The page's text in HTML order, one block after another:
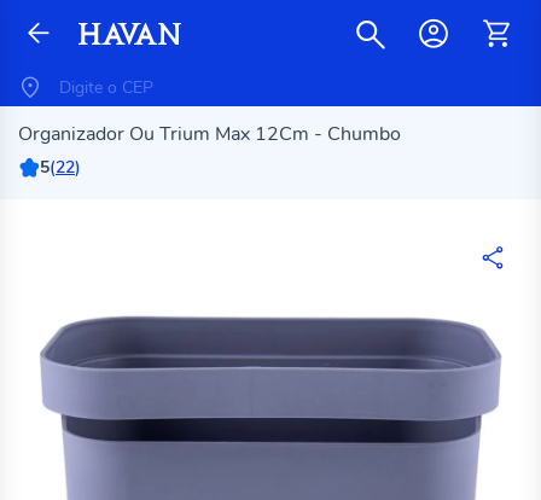
Organizador Ou Trium Max 12Cm - Chumbo
5(22)